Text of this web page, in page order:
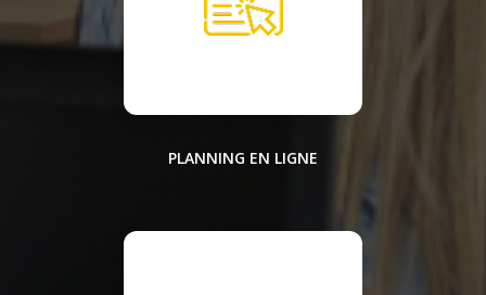
PLANNING EN LIGNE